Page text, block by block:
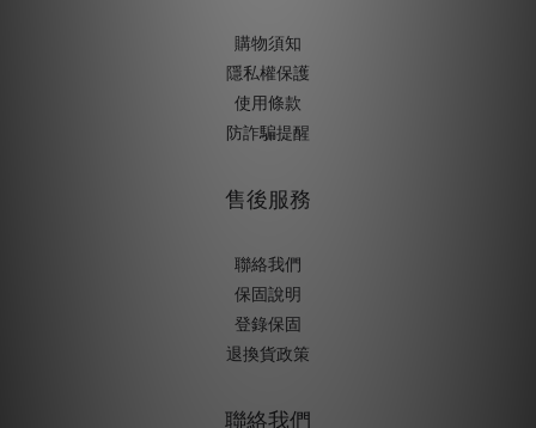
購物須知
隱私權保護
使用條款
防詐騙提醒
售後服務
聯絡我們
保固說明
登錄保固
退換貨政策
聯絡我們